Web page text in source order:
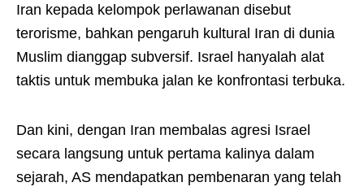
Iran kepada kelompok perlawanan disebut
terorisme, bahkan pengaruh kultural Iran di dunia
Muslim dianggap subversif. Israel hanyalah alat
taktis untuk membuka jalan ke konfrontasi terbuka.
Dan kini, dengan Iran membalas agresi Israel
secara langsung untuk pertama kalinya dalam
sejarah, AS mendapatkan pembenaran yang telah